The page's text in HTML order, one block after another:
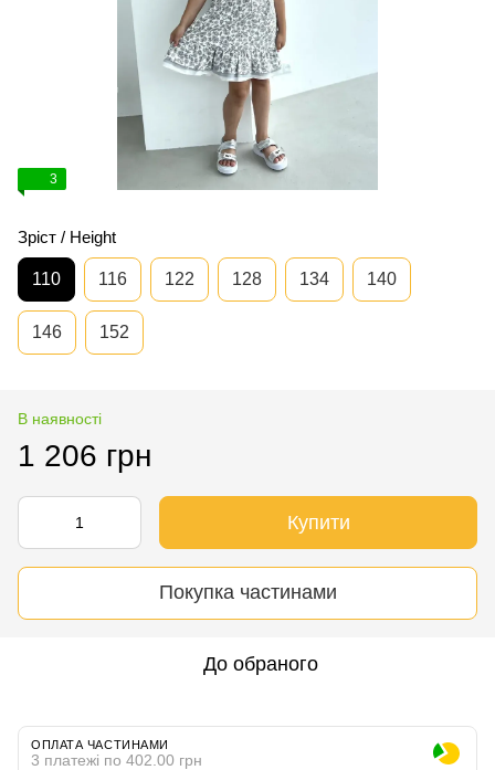
3
Зріст / Height
110 116 122 128 134 140
146 152
В наявності
1 206 грн
Купити
Покупка частинами
До обраного
ОПЛАТА ЧАСТИНАМИ
3 платежі по 402.00 грн